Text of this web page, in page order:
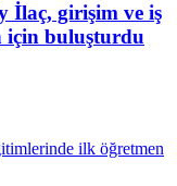
İlaç, girişim ve iş
için buluşturdu